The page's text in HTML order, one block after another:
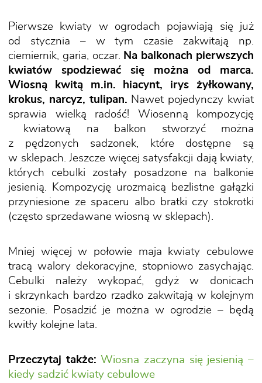
Pierwsze kwiaty w ogrodach pojawiają się już
od stycznia – w tym czasie zakwitają np.
ciemiernik, garia, oczar. Na balkonach pierwszych
kwiatów spodziewać się można od marca.
Wiosną kwitą m.in. hiacynt, irys żyłkowany,
krokus, narcyz, tulipan. Nawet pojedynczy kwiat
sprawia wielką radość! Wiosenną kompozycję
kwiatową na balkon stworzyć można
z pędzonych sadzonek, które dostępne są
w sklepach. Jeszcze więcej satysfakcji dają kwiaty,
których cebulki zostały posadzone na balkonie
jesienią. Kompozycję urozmaicą bezlistne gałązki
przyniesione ze spaceru albo bratki czy stokrotki
(często sprzedawane wiosną w sklepach).
Mniej więcej w połowie maja kwiaty cebulowe
tracą walory dekoracyjne, stopniowo zasychając.
Cebulki należy wykopać, gdyż w donicach
i skrzynkach bardzo rzadko zakwitają w kolejnym
sezonie. Posadzić je można w ogrodzie – będą
kwitły kolejne lata.
Przeczytaj także: Wiosna zaczyna się jesienią –
kiedy sadzić kwiaty cebulowe